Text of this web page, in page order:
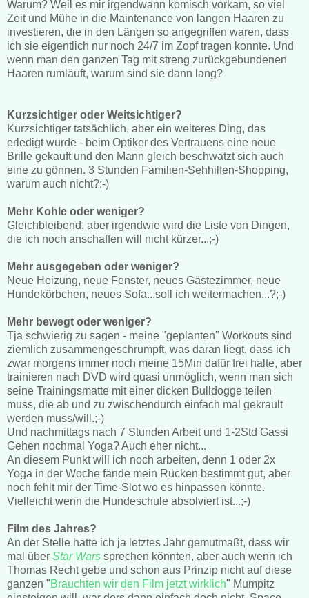
Warum? Weil es mir irgendwann komisch vorkam, so viel
Zeit und Mühe in die Maintenance von langen Haaren zu
investieren, die in den Längen so angegriffen waren, dass
ich sie eigentlich nur noch 24/7 im Zopf tragen konnte. Und
wenn man den ganzen Tag mit streng zurückgebundenen
Haaren rumläuft, warum sind sie dann lang?
Kurzsichtiger oder Weitsichtiger?
Kurzsichtiger tatsächlich, aber ein weiteres Ding, das
erledigt wurde - beim Optiker des Vertrauens eine neue
Brille gekauft und den Mann gleich beschwatzt sich auch
eine zu gönnen. 3 Stunden Familien-Sehhilfen-Shopping,
warum auch nicht?;-)
Mehr Kohle oder weniger?
Gleichbleibend, aber irgendwie wird die Liste von Dingen,
die ich noch anschaffen will nicht kürzer...;-)
Mehr ausgegeben oder weniger?
Neue Heizung, neue Fenster, neues Gästezimmer, neue
Hundekörbchen, neues Sofa...soll ich weitermachen...?;-)
Mehr bewegt oder weniger?
Tja schwierig zu sagen - meine "geplanten" Workouts sind
ziemlich zusammengeschrumpft, was daran liegt, dass ich
zwar morgens immer noch meine 15Min dafür frei halte, aber
trainieren nach DVD wird quasi unmöglich, wenn man sich
seine Trainingsmatte mit einer dicken Bulldogge teilen
muss, die ab und zu zwischendurch einfach mal gekrault
werden muss/will.;-)
Und nachmittags nach 7 Stunden Arbeit und 1-2Std Gassi
Gehen nochmal Yoga? Auch eher nicht...
An diesem Punkt will ich noch arbeiten, denn 1 oder 2x
Yoga in der Woche fände mein Rücken bestimmt gut, aber
noch fehlt mir der Time-Slot wo es hinpassen könnte.
Vielleicht wenn die Hundeschule absolviert ist...;-)
Film des Jahres?
An der Stelle hatte ich ja letztes Jahr gemutmaßt, dass wir
mal über Star Wars sprechen könnten, aber auch wenn ich
Thomas Recht gebe und schon aus Prinzip nicht auf diese
ganzen "Brauchten wir den Film jetzt wirklich" Mumpitz